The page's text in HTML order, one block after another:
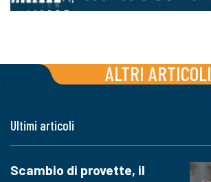
ALTRI ARTICOLI
Ultimi articoli
Scambio di provette, il